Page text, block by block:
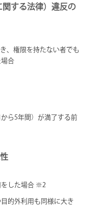
する法律）違反の
、権限を持たない者でも
合
ら5年間）が満了する前
をした場合 ※2
的外利用も同様に大き